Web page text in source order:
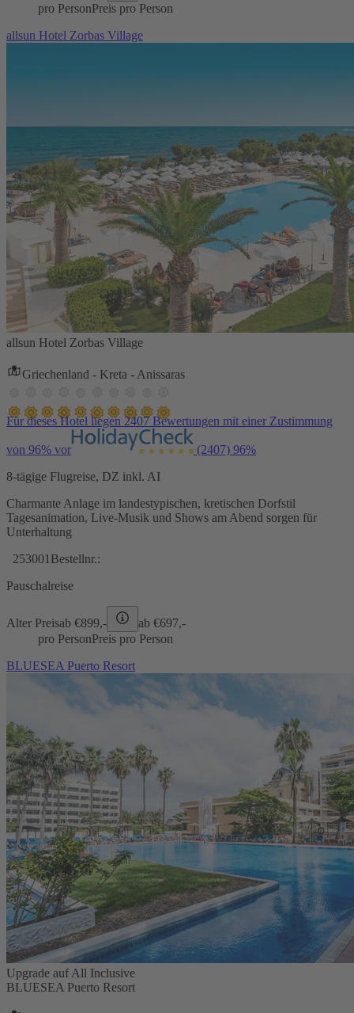
pro PersonPreis pro Person
allsun Hotel Zorbas Village
allsun Hotel Zorbas Village
Griechenland - Kreta - Anissaras
Für dieses Hotel liegen 2407 Bewertungen mit einer Zustimmung
von 96% vor (2407) 96%
8-tägige Flugreise, DZ inkl. AI
Charmante Anlage im landestypischen, kretischen Dorfstil
Tagesanimation, Live-Musik und Shows am Abend sorgen für
Unterhaltung
253001 Bestellnr.:
Pauschalreise
Alter Preisab €899,- ab €697,-
pro PersonPreis pro Person
BLUESEA Puerto Resort
Upgrade auf All Inclusive
BLUESEA Puerto Resort